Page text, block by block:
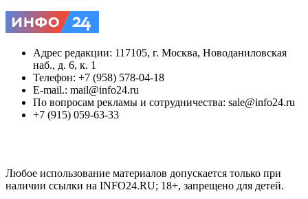
Адрес редакции: 117105, г. Москва, Новоданиловская
наб., д. 6, к. 1
Телефон: +7 (958) 578-04-18
E-mail.: mail@info24.ru
По вопросам рекламы и сотрудничества: sale@info24.ru
+7 (915) 059-63-33
Любое использование материалов допускается только при
наличии ссылки на INFO24.RU; 18+, запрещено для детей.